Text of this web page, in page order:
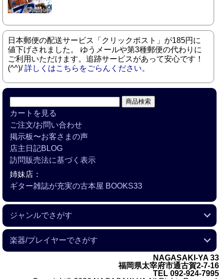
日本郵便の配送サービス「クリックポスト」が185円に
値下げされました。 ゆうメールや第3種郵便の代わりに
ご利用いただけます。追跡サービスがあって安心です！
(^^)/詳しくはこちらをごらんください。
カートを見る
ご注文/お問い合わせ
掲示板〜お客さまの声
店主日記BLOG
訪問販売法に基づく表示
姉妹店：
ギター雑誌が充実の古本屋 BOOKS33
ジャンルでさがす
フラメンコ
ラテンアメリカの音楽
キューバの音楽
Ｒ＆Ｂ
クラシック
映画音楽
日本のフォーク
演歌
アジアの音楽
カセットテープ
楽器/プレイヤーでさがす
ヨーロッパ＆アフリカのバンド
NAGASAKI-YA 33
福岡県太宰府市通古賀2-7-16
TEL 092-924-7995